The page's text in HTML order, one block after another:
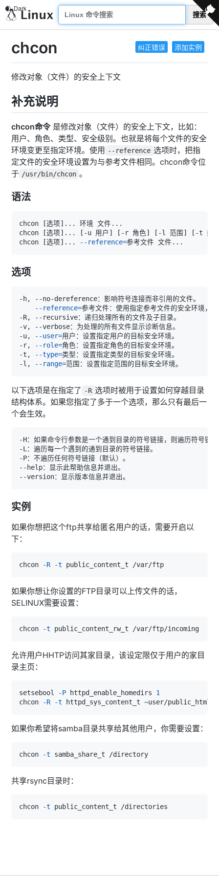
搜索
纠正错误 添加实例
chcon
修改对象（文件）的安全上下文
补充说明
chcon命令是修改对象（文件）的安全上下文，比如：
用户、角色、类型、安全级别。也就是将每个文件的安全
环境变更至指定环境。使用 --reference 选项时，把指
定文件的安全环境设置为与参考文件相同。chcon命令位
于 /usr/bin/chcon 。
语法
chcon [选项] .. . 环境 文件 ..
chcon
[选项] .. . [ -u 用户 ] [ -r 角色] [ -l 范围 ] [ -t 类
chcon
[选项] .. . --reference=参考文件 文件 ..
选项
--reference=
-u,
--user=
-r,
--role=
-t,
--type=
-l,
--range=
以下选项是在指定了 -R 选项时被用于设置如何穿越目录
结构体系。如果您指定了多于一个选项，那么只有最后一
个会生效。
实例
如果你想把这个ftp共享给匿名用户的话，需要开启以
下：
chcon -R -t
如果你想让你设置的FTP目录可以上传文件的话，
SELINUX需要设置：
chcon -t
允许用户HHTP访问其家目录，该设定限仅于用户的家目
录主页：
setsebool -P httpd_enable_homedirs 1
chcon
-R -t
如果你希望将samba目录共享给其他用户，你需要设置：
chcon -t
共享rsync目录时：
chcon -t